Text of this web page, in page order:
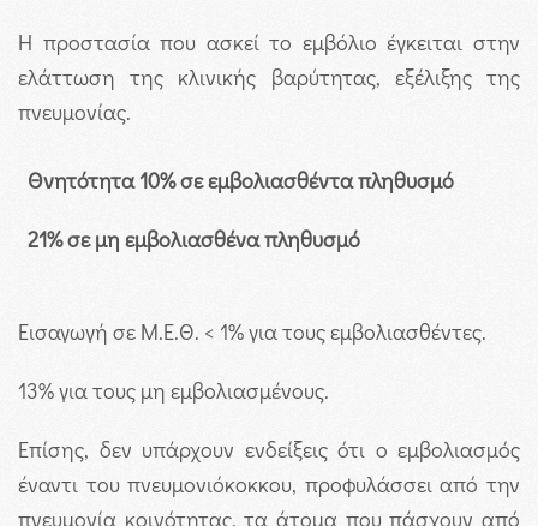
Η προστασία που ασκεί το εμβόλιο έγκειται στην
ελάττωση της κλινικής βαρύτητας, εξέλιξης της
πνευμονίας.
Θνητότητα 10% σε εμβολιασθέντα πληθυσμό
21% σε μη εμβολιασθένα πληθυσμό
Εισαγωγή σε Μ.Ε.Θ. < 1% για τους εμβολιασθέντες.
13% για τους μη εμβολιασμένους.
Επίσης, δεν υπάρχουν ενδείξεις ότι ο εμβολιασμός
έναντι του πνευμονιόκοκκου, προφυλάσσει από την
πνευμονία κοινότητας, τα άτομα που πάσχουν από